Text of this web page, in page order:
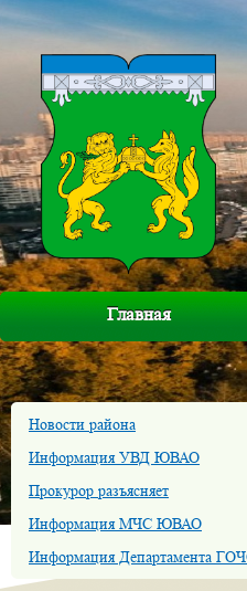
Главная
Новости района
Информация УВД ЮВАО
Прокурор разъясняет
Информация МЧС ЮВАО
Информация Департамента